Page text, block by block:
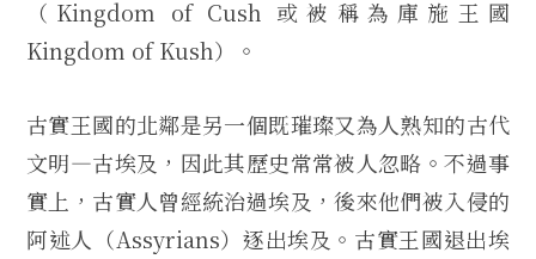
（Kingdom of Cush 或被稱為庫施王國
Kingdom of Kush）。
古實王國的北鄰是另一個既璀璨又為人熟知的古代
文明—古埃及，因此其歷史常常被人忽略。不過事
實上，古實人曾經統治過埃及，後來他們被入侵的
阿述人（Assyrians）逐出埃及。古實王國退出埃